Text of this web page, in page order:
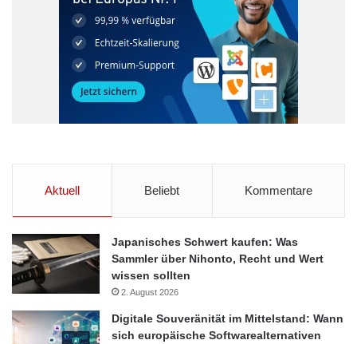
Aktuell Beliebt Kommentare
Japanisches Schwert kaufen: Was
Sammler über Nihonto, Recht und Wert
wissen sollten
2. August 2026
Digitale Souveränität im Mittelstand: Wann
sich europäische Softwarealternativen